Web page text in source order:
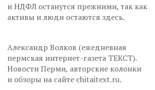
и НДФЛ останутся прежними, так как
активы и люди остаются здесь.
Александр Волков (ежедневная
пермская интернет-газета ТЕКСТ).
Новости Перми, авторские колонки
и обзоры на сайте chitaitext.ru.